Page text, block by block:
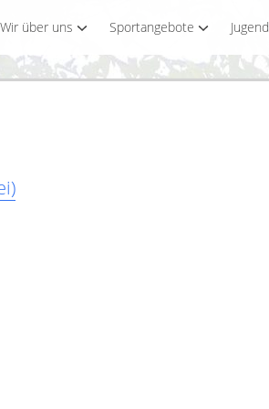
Wir über uns Sportangebote Jugend